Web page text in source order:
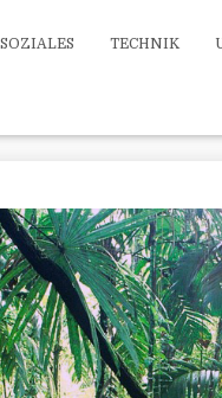
SOZIALES TECHNIK